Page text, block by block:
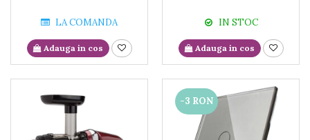
LA COMANDA
Adauga in cos
IN STOC
Adauga in cos
-3 RON